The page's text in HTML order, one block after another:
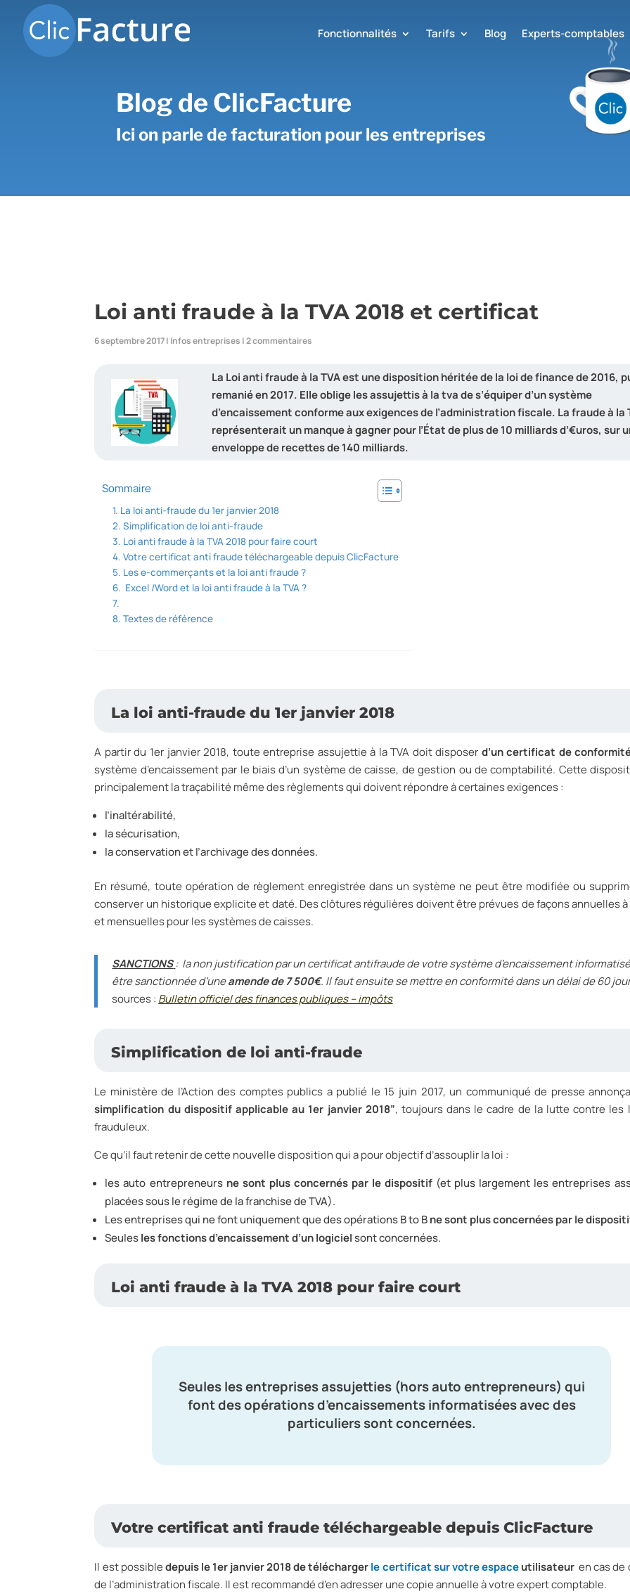
Fonctionnalités Tarifs Blog Experts-comptables
Blog de ClicFacture
Ici on parle de facturation pour les entreprises
Loi anti fraude à la TVA 2018 et certificat
6 septembre 2017| Infos entreprises |2 commentaires
La Loi anti fraude à la TVA est une disposition héritée de la loi de finance de 2016,
remanié en 2017. Elle oblige les assujettis à la tva de s’équiper d’un système
d’encaissement conforme aux exigences de l’administration fiscale. La fraude à la
représenterait un manque à gagner pour l’État de plus de 10 milliards d’€uros, sur
enveloppe de recettes de 140 milliards.
Sommaire
La loi anti-fraude du 1er janvier 2018
Simplification de loi anti-fraude
Loi anti fraude à la TVA 2018 pour faire court
Votre certificat anti fraude téléchargeable depuis ClicFacture
Les e-commerçants et la loi anti fraude ?
Excel /Word et la loi anti fraude à la TVA ?
Textes de référence
La loi anti-fraude du 1er janvier 2018
A partir du 1er janvier 2018, toute entreprise assujettie à la TVA doit disposer d’un certificat de
système d’encaissement par le biais d’un système de caisse, de gestion ou de comptabilité. Cette
principalement la traçabilité même des règlements qui doivent répondre à certaines exigences :
l’inaltérabilité,
la sécurisation,
la conservation et l’archivage des données.
En résumé, toute opération de règlement enregistrée dans un système ne peut être modifiée ou
conserver un historique explicite et daté. Des clôtures régulières doivent être prévues de façons annuelles à
et mensuelles pour les systèmes de caisses.
SANCTIONS : la non justification par un certificat antifraude de votre système d’encaissement
être sanctionnée d’uneamende de 7 500€. Il faut ensuite se mettre en conformité dans un délai de 60
sources : Bulletin officiel des finances publiques – impôts
Simplification de loi anti-fraude
Le ministère de l’Action des comptes publics a publié le 15 juin 2017, un communiqué de presse
simplification du dispositif applicable au 1er janvier 2018”, toujours dans le cadre de la lutte contre les
frauduleux.
Ce qu’il faut retenir de cette nouvelle disposition qui a pour objectif d’assouplir la loi :
les auto entrepreneurs ne sont plus concernés par le dispositif (et plus largement les entreprises
placées sous le régime de la franchise de TVA).
Les entreprises qui ne font uniquement que des opérations B to Bne sont plus concernées par le
Seulesles fonctions d’encaissement d’un logicielsont concernées.
Loi anti fraude à la TVA 2018 pour faire court
Seules les entreprises assujetties (hors auto entrepreneurs) qui
font des opérations d’encaissements informatisées avec des
particuliers sont concernées.
Votre certificat anti fraude téléchargeable depuis ClicFacture
Il est possibledepuis le 1er janvier 2018 de téléchargerle certificat sur votre espaceutilisateur en cas de
de l’administration fiscale. Il est recommandé d’en adresser une copie annuelle à votre expert comptable.